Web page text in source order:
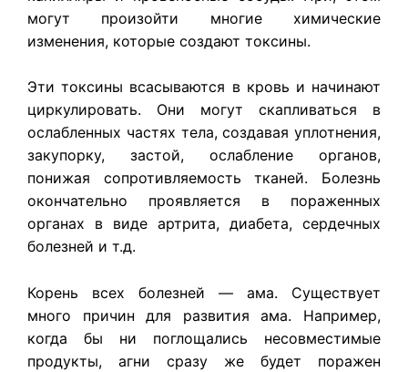
могут произойти многие химические
изменения, которые создают токсины.
Эти токсины всасываются в кровь и начинают
циркулировать. Они могут скапливаться в
ослабленных частях тела, создавая уплотнения,
закупорку, застой, ослабление органов,
понижая сопротивляемость тканей. Болезнь
окончательно проявляется в пораженных
органах в виде артрита, диабета, сердечных
болезней и т.д.
Корень всех болезней — ама. Существует
много причин для развития ама. Например,
когда бы ни поглощались несовместимые
продукты, агни сразу же будет поражен